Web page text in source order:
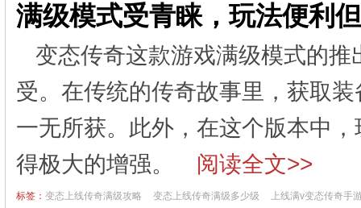
满级模式受青睐，玩法便利
变态传奇这款游戏满级模式的
受。在传统的传奇故事里，获取
一无所获。此外，在这个版本中
得极大的增强。
阅读全文>>
标签： 变态上线传奇满级攻略 变态上线传奇满级多少级 上线满v变态传奇手